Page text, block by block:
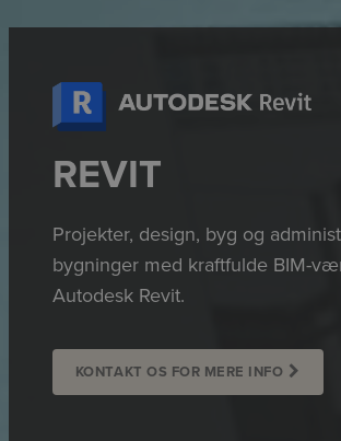
REVIT
Projekter, design, byg og
bygninger med kraftfulde BIM-
Autodesk Revit.
KONTAKT OS FOR MERE INFO